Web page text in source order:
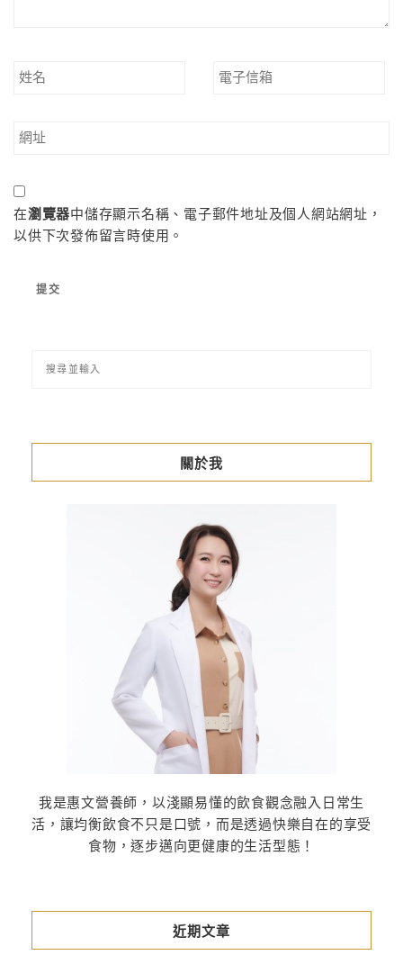
在瀏覽器中儲存顯示名稱、電子郵件地址及個人網站網址，
以供下次發佈留言時使用。
關於我
我是惠文營養師，以淺顯易懂的飲食觀念融入日常生
活，讓均衡飲食不只是口號，而是透過快樂自在的享受
食物，逐步邁向更健康的生活型態！
近期文章